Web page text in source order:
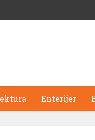
Enterijer